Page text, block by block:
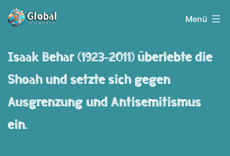
Zum
Inhalt
Globalerinnern Menü
Isaak Behar (1923-2011) überlebte die
Shoah und setzte sich gegen
Ausgrenzung und Antisemitismus
ein.